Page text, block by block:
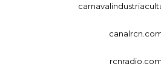
rcnradio.com